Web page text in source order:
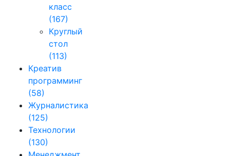
класс
(167)
Круглый
стол
(113)
Креатив
программинг
(58)
Журналистика
(125)
Технологии
(130)